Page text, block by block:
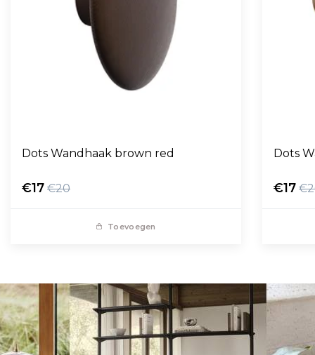
Dots Wandhaak brown red
€17 €20
Toevoegen
Dots
€17